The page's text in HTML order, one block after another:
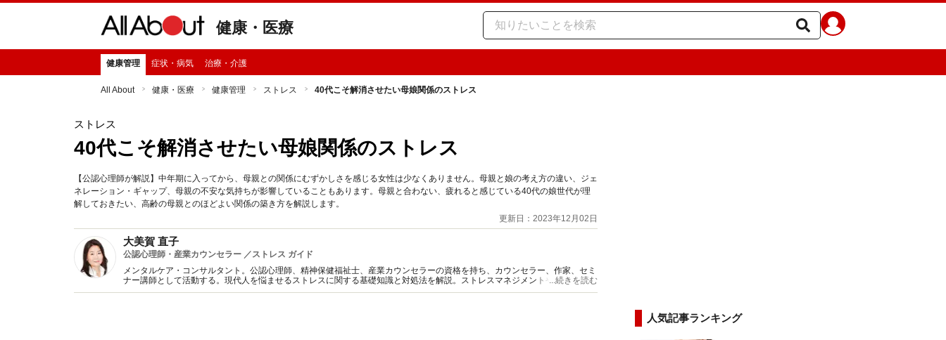
健康・医療
健康管理 症状・病気 治療・介護
All About 健康・医療 健康管理 ストレス 40代こそ解消させたい母娘関係のストレス
ストレス
40代こそ解消させたい母娘関係のストレス
【公認心理師が解説】中年期に入ってから、母親との関係にむずかしさを感じる女性は少なくありません。母親と娘の考え方の違い、ジェ
ネレーション・ギャップ、母親の不安な気持ちが影響していることもあります。母親と合わない、疲れると感じている40代の娘世代が理
解しておきたい、高齢の母親とのほどよい関係の築き方を解説します。
更新日：2023年12月02日
大美賀 直子
公認心理師・産業カウンセラー ／ストレス ガイド
メンタルケア・コンサルタント。公認心理師、精神保健福祉士、産業カウンセラーの資格を持ち、カウンセラー、作家、セミ
ナー講師として活動する。現代人を悩ませるストレスに関する基礎知識と対処法を解説。ストレスマネジメントやメンタルケ
アに関する著書・監修多数。
...続きを読む
人気記事ランキング